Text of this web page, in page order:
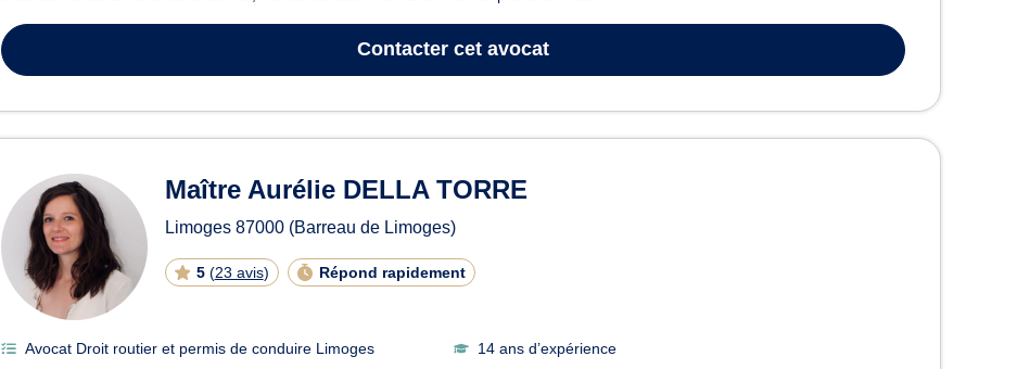
Contacter cet avocat
Maître Aurélie DELLA TORRE
Limoges 87000 (Barreau de Limoges)
5 (23 avis) Répond rapidement
Avocat Droit routier et permis de conduire Limoges
14 ans d’expérience